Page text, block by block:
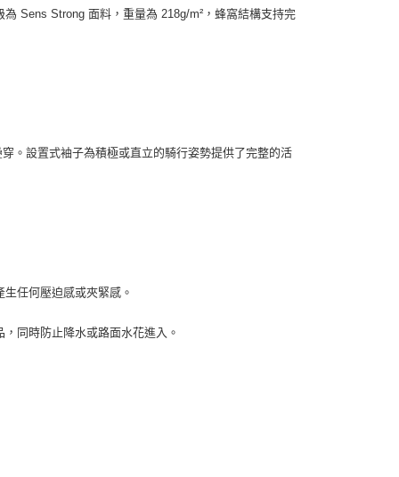
Sens Strong 面料，重量為 218g/m²，蜂窩結構支持完
。設置式袖子為積極或直立的騎行姿勢提供了完整的活
任何壓迫感或夾緊感。
同時防止降水或路面水花進入。